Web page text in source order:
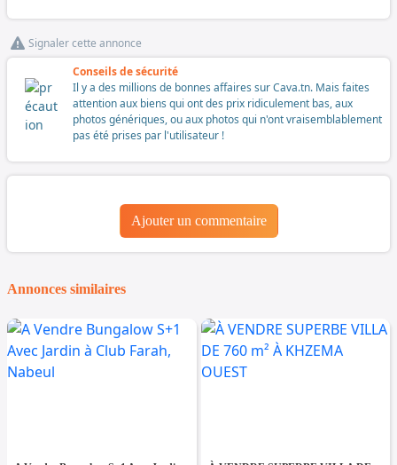
Signaler cette annonce
Conseils de sécurité
Il y a des millions de bonnes affaires sur Cava.tn. Mais faites
attention aux biens qui ont des prix ridiculement bas, aux
photos génériques, ou aux photos qui n'ont vraisemblablement
pas été prises par l'utilisateur !
Ajouter un commentaire
Annonces similaires